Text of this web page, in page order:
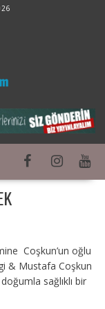
Coşkun’un oğlu
& Mustafa Coşkun
sağlıklı bir